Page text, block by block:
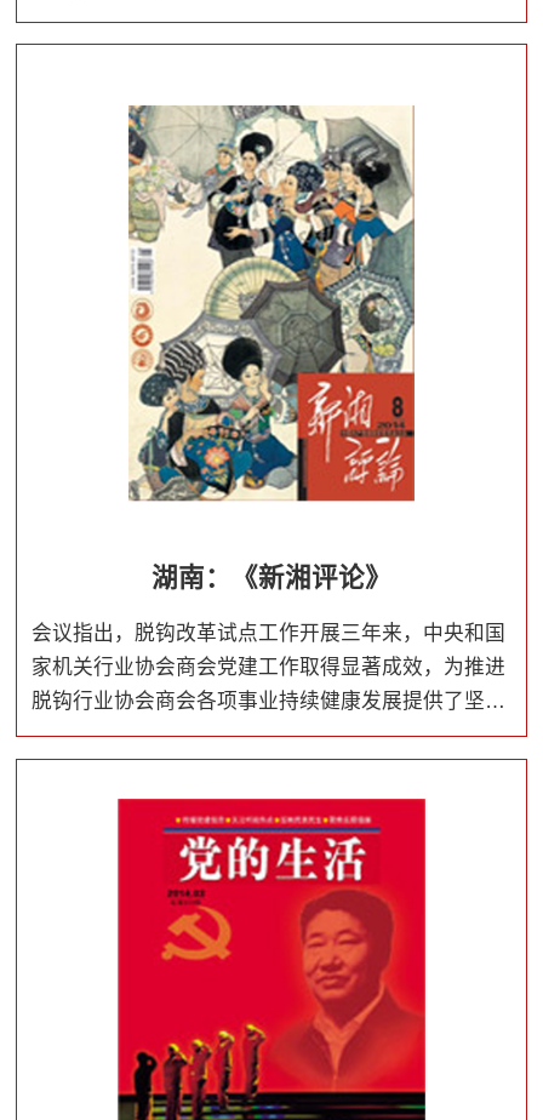
保证。中央和国家机关各行业协会商会党组织和广大
护”，以党的政治建设为统领，巩固深化“两个全覆盖”
成果，全面提升党建工作质量，以优异成绩迎接新中
国成立70周年。
湖南：《新湘评论》
会议指出，脱钩改革试点工作开展三年来，中央和国
家机关行业协会商会党建工作取得显著成效，为推进
脱钩行业协会商会各项事业持续健康发展提供了坚强
保证。中央和国家机关各行业协会商会党组织和广大
导，增强“四个意识”、坚定“四个自信”，做到“两个维
护”，以党的政治建设为统领，巩固深化“两个全覆盖”
成果，全面提升党建工作质量，以优异成绩迎接新中
国成立70周年。